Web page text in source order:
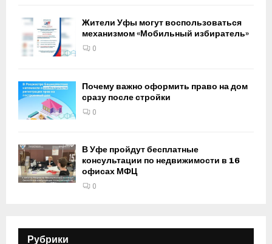
Жители Уфы могут воспользоваться
механизмом «Мобильный избиратель»
0
Почему важно оформить право на дом
сразу после стройки
0
В Уфе пройдут бесплатные
консультации по недвижимости в 16
офисах МФЦ
0
Рубрики